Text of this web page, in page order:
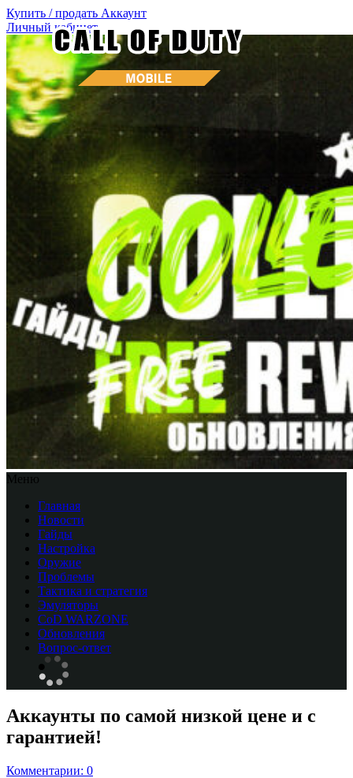
Купить / продать Аккаунт
Личный кабинет
Меню
Главная
Новости
Гайды
Настройка
Оружие
Проблемы
Тактика и стратегия
Эмуляторы
CоD WARZONE
Обновления
Вопрос-ответ
Аккаунты по самой низкой цене и с
гарантией!
Комментарии: 0